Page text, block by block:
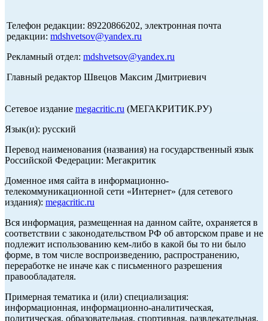
Телефон редакции: 89220866202, электронная почта
редакции: mdshvetsov@yandex.ru
Рекламный отдел: mdshvetsov@yandex.ru
Главный редактор Швецов Максим Дмитриевич
Сетевое издание megacritic.ru (МЕГАКРИТИК.РУ)
Язык(и): русский
Перевод наименования (названия) на государственный язык
Российской Федерации: Мегакритик
Доменное имя сайта в информационно-
телекоммуникационной сети «Интернет» (для сетевого
издания): megacritic.ru
Вся информация, размещенная на данном сайте, охраняется в
соответствии с законодательством РФ об авторском праве и не
подлежит использованию кем-либо в какой бы то ни было
форме, в том числе воспроизведению, распространению,
переработке не иначе как с письменного разрешения
правообладателя.
Примерная тематика и (или) специализация:
информационная, информационно-аналитическая,
политическая, образовательная, спортивная, развлекательная,